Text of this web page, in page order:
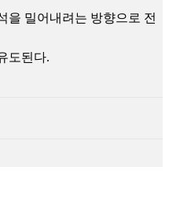
을 밀어내려는 방향으로 전
도된다.